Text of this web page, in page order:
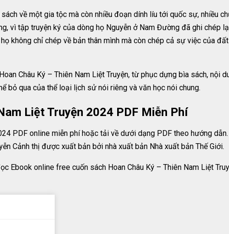
về một gia tộc mà còn nhiều đoạn dính líu tới quốc sự, nhiều
vì tập truyện ký của dòng họ Nguyễn ở Nam Đường đã ghi chép
không chỉ chép về bản thân mình mà còn chép cả sự việc của
Châu Ký – Thiên Nam Liệt Truyện, từ phục dựng bìa sách, nội
bỏ qua của thể loại lịch sử nói riêng và văn học nói chung.
Liệt Truyện 2024 PDF Miễn Phí
PDF online miễn phí hoặc tải về dưới dạng PDF theo hướng
Cảnh thị được xuất bản bởi nhà xuất bản Nhà xuất bản Thế Giới.
Ebook online free cuốn sách Hoan Châu Ký – Thiên Nam Liệt